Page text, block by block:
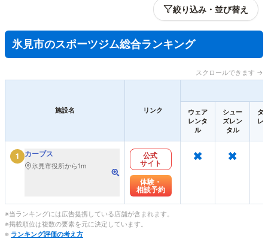
絞り込み・並び替え
氷見市のスポーツジム総合ランキング
スクロールできます →
施設名 リンク
ウェア
レンタ
ル
シュー
ズレン
タル
タ
レ
1 カーブス
氷見市役所から1m
公式
サイト
体験・
相談予約
× ×
※当ランキングには広告提携している店舗が含まれます。
※掲載順位は複数の要素を元に決定しています。
※ ランキング評価の考え方